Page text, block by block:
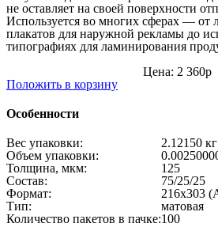
не оставляет на своей поверхности
Используется во многих сферах — от
плакатов для наружной рекламы до
типографиях для ламинирования
Цена: 2 360р
Положить в корзину
Особенности
Вес упаковки:
2.12150 кг
Объем упаковки:
Толщина, мкм:
125
Состав:
75/25/25
Формат:
216x303
Тип:
матовая
Количество пакетов в пачке:100